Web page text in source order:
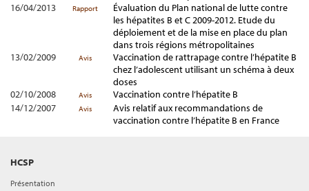
16/04/2013
Rapport
Évaluation du Plan national de lutte contre
les hépatites B et C 2009-2012. Etude du
déploiement et de la mise en place du plan
dans trois régions métropolitaines
13/02/2009
Avis
Vaccination de rattrapage contre l’hépatite B
chez l’adolescent utilisant un schéma à deux
doses
02/10/2008
Avis
Vaccination contre l’hépatite B
14/12/2007
Avis
Avis relatif aux recommandations de
vaccination contre l’hépatite B en France
HCSP
Présentation